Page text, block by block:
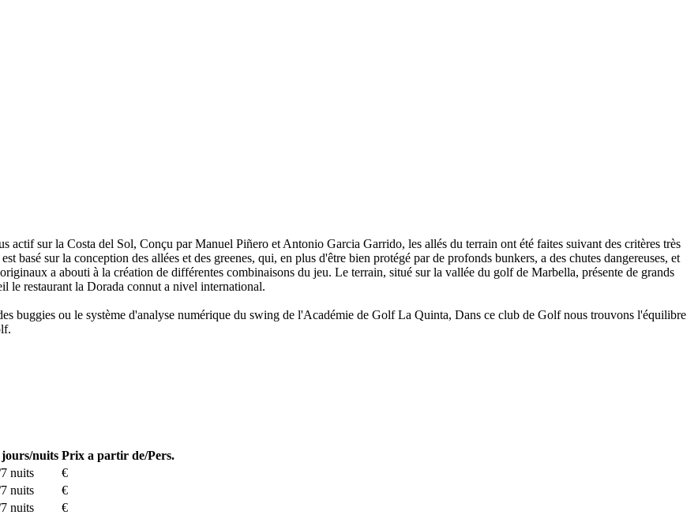
sur la Costa del Sol, Conçu par Manuel Piñero et Antonio Garcia Garrido, les allés du terrain ont été faites suivant des critères très
basé sur la conception des allées et des greenes, qui, en plus d'être bien protégé par de profonds bunkers, a des chutes dangereuses, et
a abouti à la création de différentes combinaisons du jeu. Le terrain, situé sur la vallée du golf de Marbella, présente de grands
le restaurant la Dorada connut a nivel international.
buggies ou le système d'analyse numérique du swing de l'Académie de Golf La Quinta, Dans ce club de Golf nous trouvons l'équilibre
nuits Prix a partir de/Pers.
nuits
€
nuits
€
nuits
€